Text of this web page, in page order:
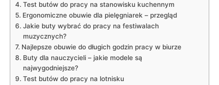
Test butów do pracy na stanowisku kuchennym
Ergonomiczne obuwie dla pielęgniarek⁢ – przegląd
Jakie buty wybrać do pracy ‌na festiwalach
muzycznych?
Najlepsze obuwie ‍do⁣ długich godzin pracy w biurze
Buty dla nauczycieli – jakie modele są
najwygodniejsze?
Test ⁢butów ⁣do pracy na lotnisku